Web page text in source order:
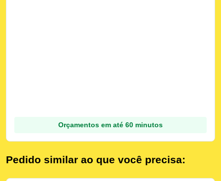
Orçamentos em até 60 minutos
Pedido similar ao que você precisa: